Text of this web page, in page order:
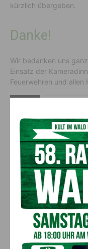
kürzlich übergeben.
Danke!
Wir bedanken uns
Einsatz der
Feuerwehren und
QUELLE Raiffeisenbank
Vorheriger Artikel
Bergbauernkalender
guten Zweck
„Sein